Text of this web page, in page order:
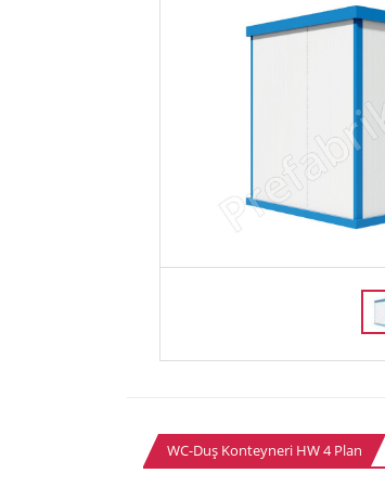
WC-Duş Konteyneri HW 4 Plan